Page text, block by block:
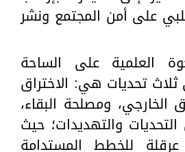
على أمن المجتمع ونشر
العلمية على الساحة
ثلاث تحديات هي: الاختراق
الخارجي، ومصلحة البقاء،
والتهديدات؛ حيث
للخطط المستدامة